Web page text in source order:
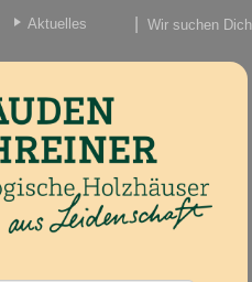
Aktuelles
Nachrichten/Einzug
Wir suchen